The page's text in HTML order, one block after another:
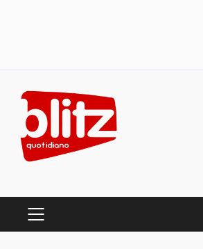
content
PRIMARY